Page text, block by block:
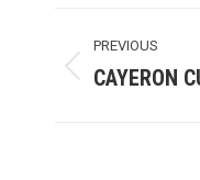
navigation
PREVIOUS
Previous
CAYERON